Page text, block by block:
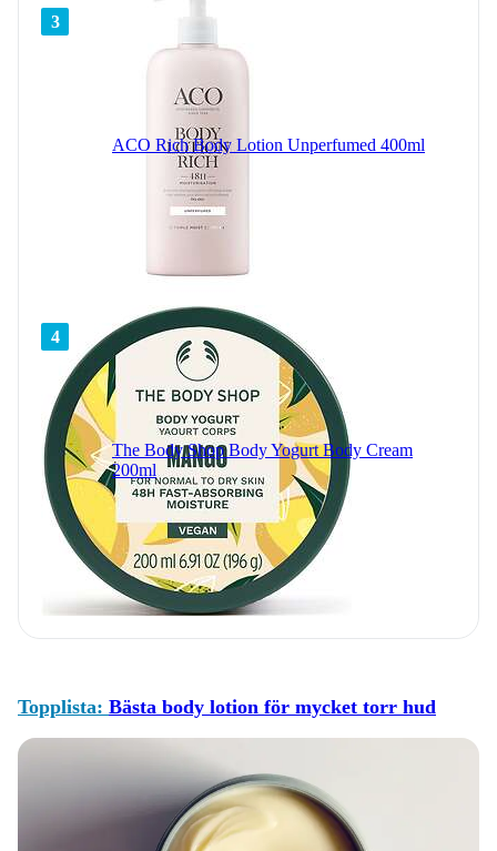
3
ACO Rich Body Lotion Unperfumed 400ml
4
The Body Shop Body Yogurt Body Cream
200ml
Topplista: Bästa body lotion för mycket torr hud